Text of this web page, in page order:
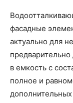
фасадные
актуально для
в емкость с
полное и